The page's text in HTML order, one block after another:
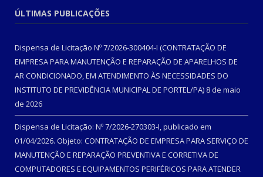
ÚLTIMAS PUBLICAÇÕES
Dispensa de Licitação Nº 7/2026-300404-I (CONTRATAÇÃO DE
EMPRESA PARA MANUTENÇÃO E REPARAÇÃO DE APARELHOS DE
AR CONDICIONADO, EM ATENDIMENTO ÀS NECESSIDADES DO
INSTITUTO DE PREVIDÊNCIA MUNICIPAL DE PORTEL/PA) 8 de maio
de 2026
Dispensa de Licitação: Nº 7/2026-270303-I, publicado em
01/04/2026. Objeto: CONTRATAÇÃO DE EMPRESA PARA SERVIÇO DE
MANUTENÇÃO E REPARAÇÃO PREVENTIVA E CORRETIVA DE
COMPUTADORES E EQUIPAMENTOS PERIFÉRICOS PARA ATENDER